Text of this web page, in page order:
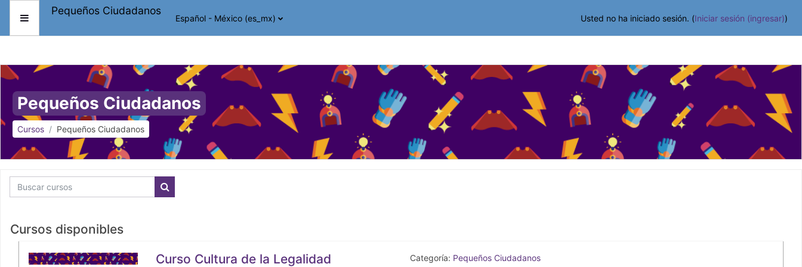
Saltar al contenido principal
Pánel lateral
Pequeños Ciudadanos
Español - México ‎(es_mx)‎ Usted no ha iniciado sesión. (Iniciar sesión (ingresar))
Pequeños Ciudadanos
Cursos Pequeños Ciudadanos
Buscar cursos
Buscar cursos
Cursos disponibles
Curso Cultura de la Legalidad
Categoría: Pequeños Ciudadanos